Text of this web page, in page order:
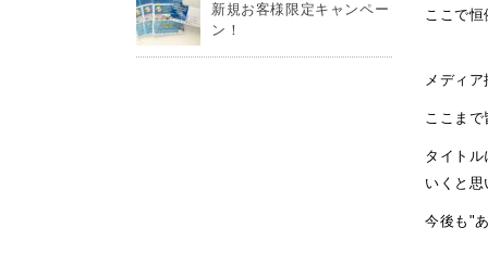
ここで
メディ
ここま
タイト
いくと
今後も"
新規お客様限定キャンペー
ン！